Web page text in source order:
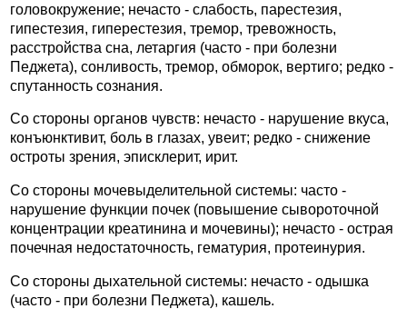
головокружение; нечасто - слабость, парестезия,
гипестезия, гиперестезия, тремор, тревожность,
расстройства сна, летаргия (часто - при болезни
Педжета), сонливость, тремор, обморок, вертиго; редко -
спутанность сознания.
Со стороны органов чувств: нечасто - нарушение вкуса,
конъюнктивит, боль в глазах, увеит; редко - снижение
остроты зрения, эписклерит, ирит.
Со стороны мочевыделительной системы: часто -
нарушение функции почек (повышение сывороточной
концентрации креатинина и мочевины); нечасто - острая
почечная недостаточность, гематурия, протеинурия.
Со стороны дыхательной системы: нечасто - одышка
(часто - при болезни Педжета), кашель.